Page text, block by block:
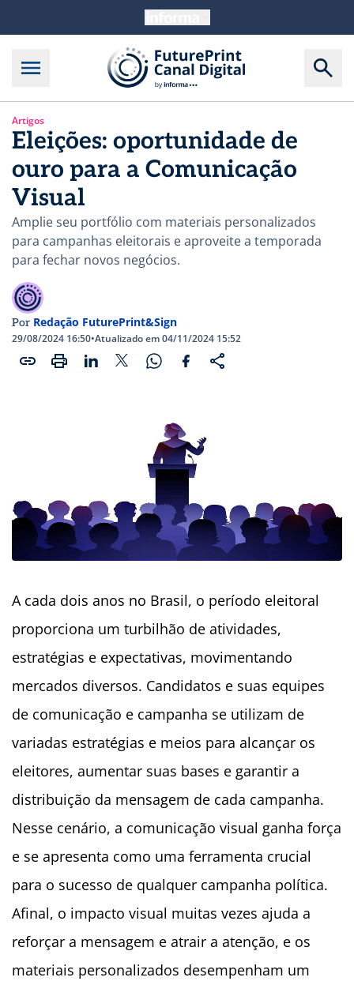
Artigos
Eleições: oportunidade de
ouro para a Comunicação
Visual
Amplie seu portfólio com materiais personalizados
para campanhas eleitorais e aproveite a temporada
para fechar novos negócios.
Por Redação FuturePrint&Sign
29/08/2024 16:50•Atualizado em 04/11/2024 15:52
A cada dois anos no Brasil, o período eleitoral
proporciona um turbilhão de atividades,
estratégias e expectativas, movimentando
mercados diversos. Candidatos e suas equipes
de comunicação e campanha se utilizam de
variadas estratégias e meios para alcançar os
eleitores, aumentar suas bases e garantir a
distribuição da mensagem de cada campanha.
Nesse cenário, a comunicação visual ganha força
e se apresenta como uma ferramenta crucial
para o sucesso de qualquer campanha política.
Afinal, o impacto visual muitas vezes ajuda a
reforçar a mensagem e atrair a atenção, e os
materiais personalizados desempenham um